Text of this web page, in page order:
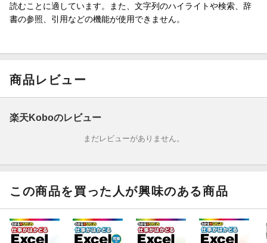
読むことに適しています。また、文字列のハイライトや検索、辞
書の参照、引用などの機能が使用できません。
商品レビュー
楽天Koboのレビュー
まだレビューがありません。
この商品を買った人が興味のある商品